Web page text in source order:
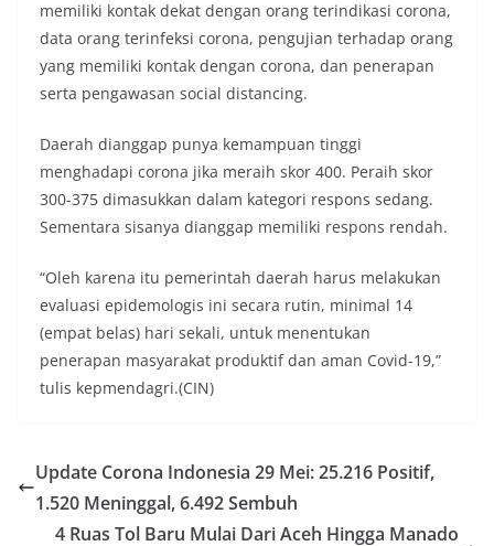
memiliki kontak dekat dengan orang terindikasi corona,
data orang terinfeksi corona, pengujian terhadap orang
yang memiliki kontak dengan corona, dan penerapan
serta pengawasan social distancing.
Daerah dianggap punya kemampuan tinggi
menghadapi corona jika meraih skor 400. Peraih skor
300-375 dimasukkan dalam kategori respons sedang.
Sementara sisanya dianggap memiliki respons rendah.
“Oleh karena itu pemerintah daerah harus melakukan
evaluasi epidemologis ini secara rutin, minimal 14
(empat belas) hari sekali, untuk menentukan
penerapan masyarakat produktif dan aman Covid-19,”
tulis kepmendagri.(CIN)
Update Corona Indonesia 29 Mei: 25.216 Positif,
1.520 Meninggal, 6.492 Sembuh
4 Ruas Tol Baru Mulai Dari Aceh Hingga Manado